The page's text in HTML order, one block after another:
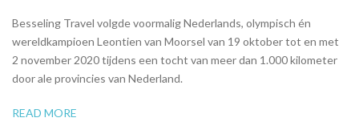
Besseling Travel volgde voormalig Nederlands, olympisch én
wereldkampioen Leontien van Moorsel van 19 oktober tot en met
2 november 2020 tijdens een tocht van meer dan 1.000 kilometer
door ale provincies van Nederland.
READ MORE